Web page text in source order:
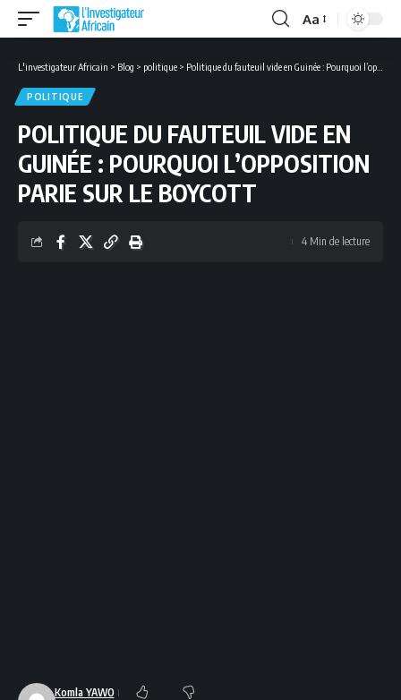
Font
Aa
L'investigateur Africain > Blog > politique > Politique du fauteuil vide en Guinée : Pourquoi l’opposition parie sur le boycott
POLITIQUE
POLITIQUE DU FAUTEUIL VIDE EN
GUINÉE : POURQUOI L’OPPOSITION
PARIE SUR LE BOYCOTT
Komla YAWO
4 Min de lecture